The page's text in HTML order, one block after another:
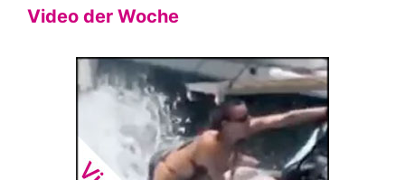
Video der Woche